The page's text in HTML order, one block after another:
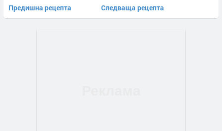
Предишна рецепта Следваща рецепта